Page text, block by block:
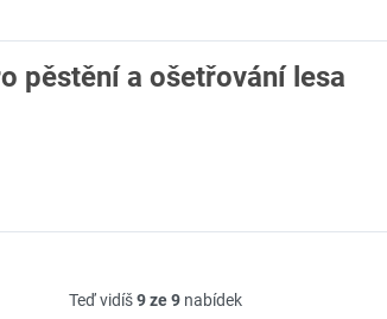
pěstění a ošetřování lesa
Teď vidíš9 ze 9 nabídek